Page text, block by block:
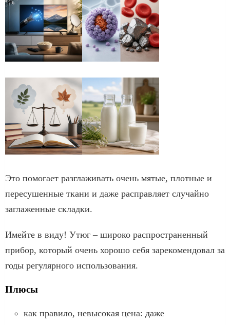
Это помогает разглаживать очень мятые, плотные и
пересушенные ткани и даже расправляет случайно
заглаженные складки.
Имейте в виду! Утюг – широко распространенный
прибор, который очень хорошо себя зарекомендовал за
годы регулярного использования.
Плюсы
как правило, невысокая цена: даже